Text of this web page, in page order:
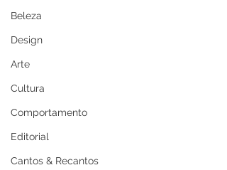
Beleza
Design
Arte
Cultura
Comportamento
Editorial
Cantos & Recantos